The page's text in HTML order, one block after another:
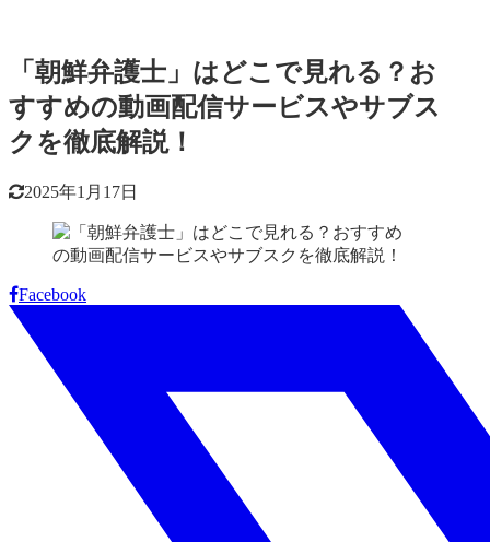
「朝鮮弁護士」はどこで見れる？お
すすめの動画配信サービスやサブス
クを徹底解説！
2025年1月17日
Facebook